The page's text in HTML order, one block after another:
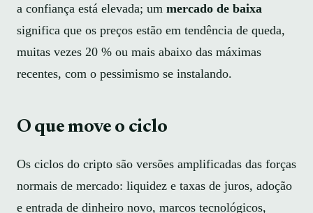
a confiança está elevada; um mercado de baixa
significa que os preços estão em tendência de queda,
muitas vezes 20 % ou mais abaixo das máximas
recentes, com o pessimismo se instalando.
O que move o ciclo
Os ciclos do cripto são versões amplificadas das forças
normais de mercado: liquidez e taxas de juros, adoção
e entrada de dinheiro novo, marcos tecnológicos,